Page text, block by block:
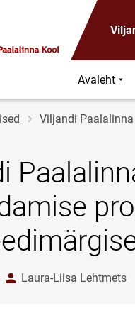
Avaleht
Viljandi
autorLaura-Liisa Lehtmets